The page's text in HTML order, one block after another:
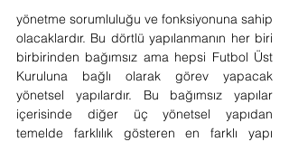
yönetme sorumluluğu ve fonksiyonuna sahip
olacaklardır. Bu dörtlü yapılanmanın her biri
birbirinden bağımsız ama hepsi Futbol Üst
Kuruluna bağlı olarak görev yapacak
yönetsel yapılardır. Bu bağımsız yapılar
içerisinde diğer üç yönetsel yapıdan
temelde farklılık gösteren en farklı yapı